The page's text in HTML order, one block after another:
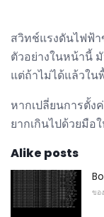
สวิทช์แรงดันไฟฟ้
ตัวอย่างในหน้านี้
แต่ถ้าไม่ได้แล้วใ
หากเปลี่ยนการตั้ง
ยากเกินไปด้วยมือ
Alike posts
ขอ